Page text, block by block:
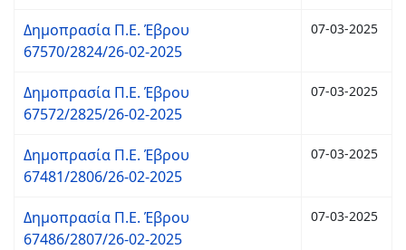
Δημοπρασία Π.Ε. Έβρου
67570/2824/26-02-2025
07-03-2025
Δημοπρασία Π.Ε. Έβρου
67572/2825/26-02-2025
07-03-2025
Δημοπρασία Π.Ε. Έβρου
67481/2806/26-02-2025
07-03-2025
Δημοπρασία Π.Ε. Έβρου
67486/2807/26-02-2025
07-03-2025